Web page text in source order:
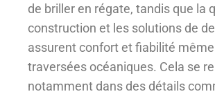
de briller en régate, tandis que la
construction et les solutions de
assurent confort et fiabilité
traversées océaniques. Cela se
notamment dans des détails